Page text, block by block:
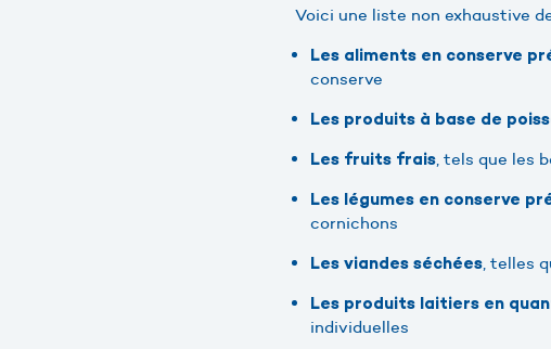
Voici une liste non exhaustive
Les aliments en conserve
conserve
Les produits à base de
Les fruits frais, tels que les
Les légumes en conserve
cornichons
Les viandes séchées, telles
Les produits laitiers en
individuelles